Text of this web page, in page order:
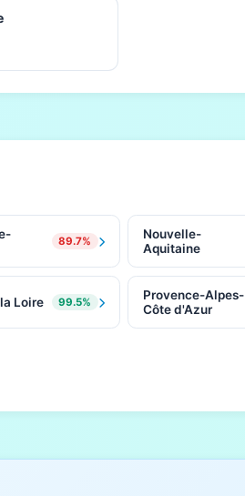
89.7%
Nouvelle-
Aquitaine
Loire 99.5%
Provence-Alpes-
Côte d'Azur